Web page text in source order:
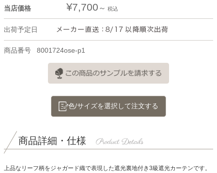
当店価格 ¥7,700 税込
出荷予定日
商品番号 8001724ose-p1
色/サイズを選択して注文する
商品詳細・仕様
上品なリーフ柄をジャガード織で表現した遮光裏地付き3級遮光カーテンです。